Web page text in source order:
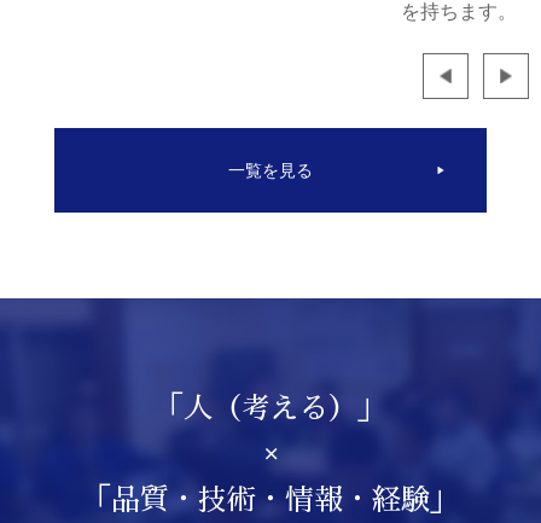
い分野で使用
一覧を見る
「人（考える）」
×
「品質・技術・情報・経験」